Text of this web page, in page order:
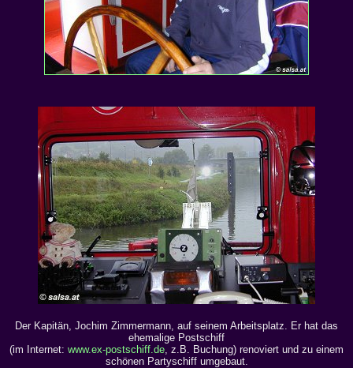
Der Kapitän, Jochim Zimmermann, auf seinem Arbeitsplatz. Er hat das
ehemalige Postschiff
(im Internet: www.ex-postschiff.de, z.B. Buchung) renoviert und zu einem
schönen Partyschiff umgebaut.